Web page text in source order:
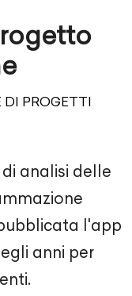
DI PROGETTI
analisi delle
l'app
anni per